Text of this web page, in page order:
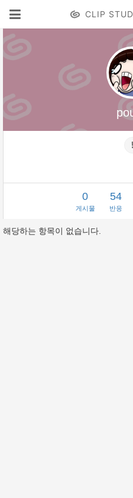
CLIP
0
게시물
54
반응
해당하는 항목이 없습니다.